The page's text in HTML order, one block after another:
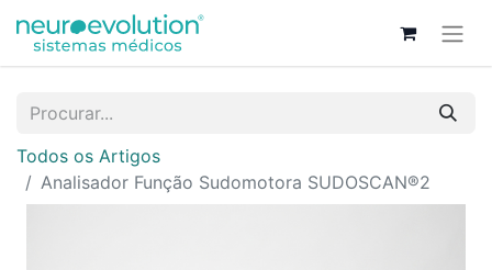
Todos os Artigos
Analisador Função Sudomotora SUDOSCAN®2